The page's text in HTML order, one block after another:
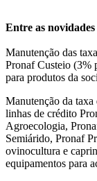
Entre as
Manutenção das
Pronaf Custeio (3%
para produtos da
Manutenção da
linhas de crédito
Agroecologia,
Semiárido, Pronaf
ovinocultura e
equipamentos para